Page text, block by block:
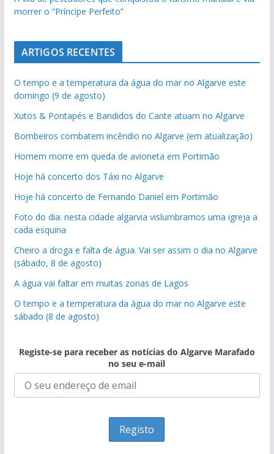
morrer o “Príncipe Perfeito”
ARTIGOS RECENTES
O tempo e a temperatura da água do mar no Algarve este
domingo (9 de agosto)
Xutos & Pontapés e Bandidos do Cante atuam no Algarve
Bombeiros combatem incêndio no Algarve (em atualização)
Homem morre em queda de avioneta em Portimão
Hoje há concerto dos Táxi no Algarve
Hoje há concerto de Fernando Daniel em Portimão
Foto do dia: nesta cidade algarvia vislumbramos uma igreja a
cada esquina
Cheiro a droga e falta de água. Vai ser assim o dia no Algarve
(sábado, 8 de agosto)
A água vai faltar em muitas zonas de Lagos
O tempo e a temperatura da água do mar no Algarve este
sábado (8 de agosto)
Registe-se para receber as notícias do Algarve Marafado
no seu e-mail